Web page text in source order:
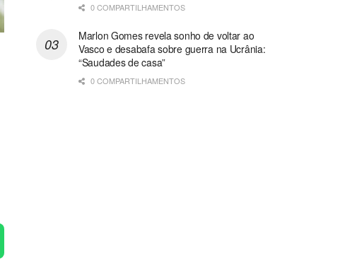
0 COMPARTILHAMENTOS
Marlon Gomes revela sonho de voltar ao
Vasco e desabafa sobre guerra na Ucrânia:
“Saudades de casa”
0 COMPARTILHAMENTOS